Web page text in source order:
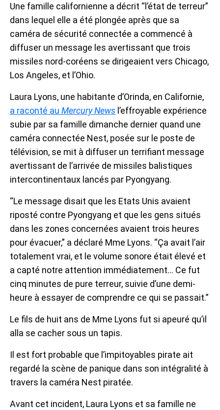
Une famille californienne a décrit “l’état de terreur”
dans lequel elle a été plongée après que sa
caméra de sécurité connectée a commencé à
diffuser un message les avertissant que trois
missiles nord-coréens se dirigeaient vers Chicago,
Los Angeles, et l’Ohio.
Laura Lyons, une habitante d’Orinda, en Californie,
a raconté au Mercury News l’effroyable expérience
subie par sa famille dimanche dernier quand une
caméra connectée Nest, posée sur le poste de
télévision, se mit à diffuser un terrifiant message
avertissant de l’arrivée de missiles balistiques
intercontinentaux lancés par Pyongyang.
“Le message disait que les Etats Unis avaient
riposté contre Pyongyang et que les gens situés
dans les zones concernées avaient trois heures
pour évacuer,” a déclaré Mme Lyons. “Ça avait l’air
totalement vrai, et le volume sonore était élevé et
a capté notre attention immédiatement… Ce fut
cinq minutes de pure terreur, suivie d’une demi-
heure à essayer de comprendre ce qui se passait.”
Le fils de huit ans de Mme Lyons fut si apeuré qu’il
alla se cacher sous un tapis.
Il est fort probable que l’impitoyables pirate ait
regardé la scène de panique dans son intégralité à
travers la caméra Nest piratée.
Avant cet incident, Laura Lyons et sa famille ne